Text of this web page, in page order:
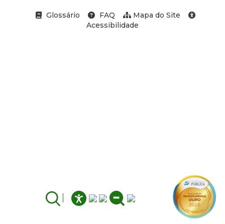
Glossário FAQ
Mapa do Site
Acessibilidade